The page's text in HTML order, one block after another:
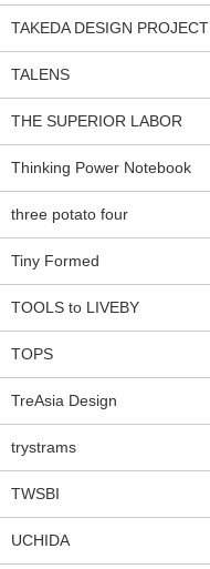
TAKEDA DESIGN PROJECT
TALENS
THE SUPERIOR LABOR
Thinking Power Notebook
three potato four
Tiny Formed
TOOLS to LIVEBY
TOPS
TreAsia Design
trystrams
TWSBI
UCHIDA